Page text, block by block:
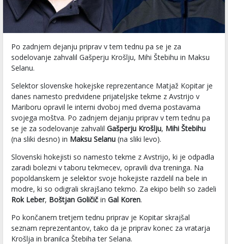
Po zadnjem dejanju priprav v tem tednu pa se je za
sodelovanje zahvalil Gašperju Krošlju, Mihi Štebihu in Maksu
Selanu.
Selektor slovenske hokejske reprezentance Matjaž Kopitar je
danes namesto predvidene prijateljske tekme z Avstrijo v
Mariboru opravil le interni dvoboj med dvema postavama
svojega moštva. Po zadnjem dejanju priprav v tem tednu pa
se je za sodelovanje zahvalil Gašperju Krošlju, Mihi Štebihu
(na sliki desno) in Maksu Selanu (na sliki levo).
Slovenski hokejisti so namesto tekme z Avstrijo, ki je odpadla
zaradi bolezni v taboru tekmecev, opravili dva treninga. Na
popoldanskem je selektor svoje hokejiste razdelil na bele in
modre, ki so odigrali skrajšano tekmo. Za ekipo belih so zadeli
Rok Leber, Boštjan Goličič in Gal Koren.
Po končanem tretjem tednu priprav je Kopitar skrajšal
seznam reprezentantov, tako da je priprav konec za vratarja
Krošlja in branilca Štebiha ter Selana.